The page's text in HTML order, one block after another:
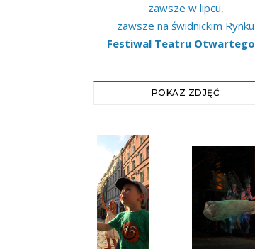
zawsze w lipcu,
zawsze na świdnickim Rynku
Festiwal Teatru Otwartego
POKAZ ZDJĘĆ